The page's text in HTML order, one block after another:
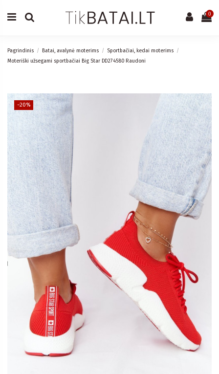
0
Pagrindinis Batai, avalynė moterims
Sportbačiai, kedai moterims
Moteriški užsegami sportbačiai Big Star DD274580 Raudoni
−20%